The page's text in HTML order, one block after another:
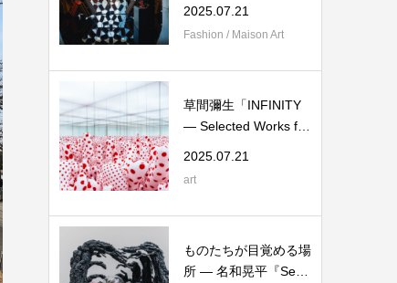
2025.07.21
Fashion / Maison Art
草間彌生「INFINITY
― Selected Works fro
2025.07.21
art
ものたちが目覚める場
所 ― 名和晃平『Senti